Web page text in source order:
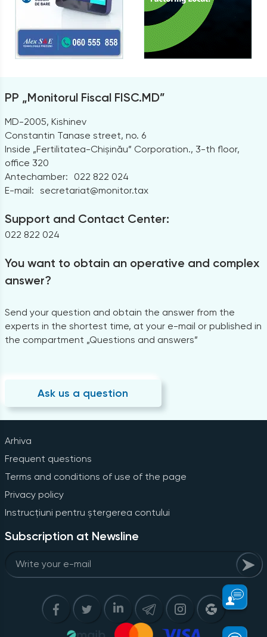
PP „Monitorul Fiscal FISC.MD”
MD-2005, Kishinev
Constantin Tanase street, no. 6
Inside „Fertilitatea-Chișinău” Corporation., 3-th floor,
office 320
Antechamber:
022 822 024
E-mail: secretariat@monitor.tax
Support and Contact Center:
022 822 024
You want to obtain an operative and complex
answer?
Send your question and obtain the answer from the
experts in the shortest time, at your e-mail or published in
the compartment „Questions and answers”
Ask us a question
Arhiva
Frequent questions
Terms and conditions of use of the page
Privacy policy
Instrucțiuni pentru ștergerea contului
Subscription at Newsline